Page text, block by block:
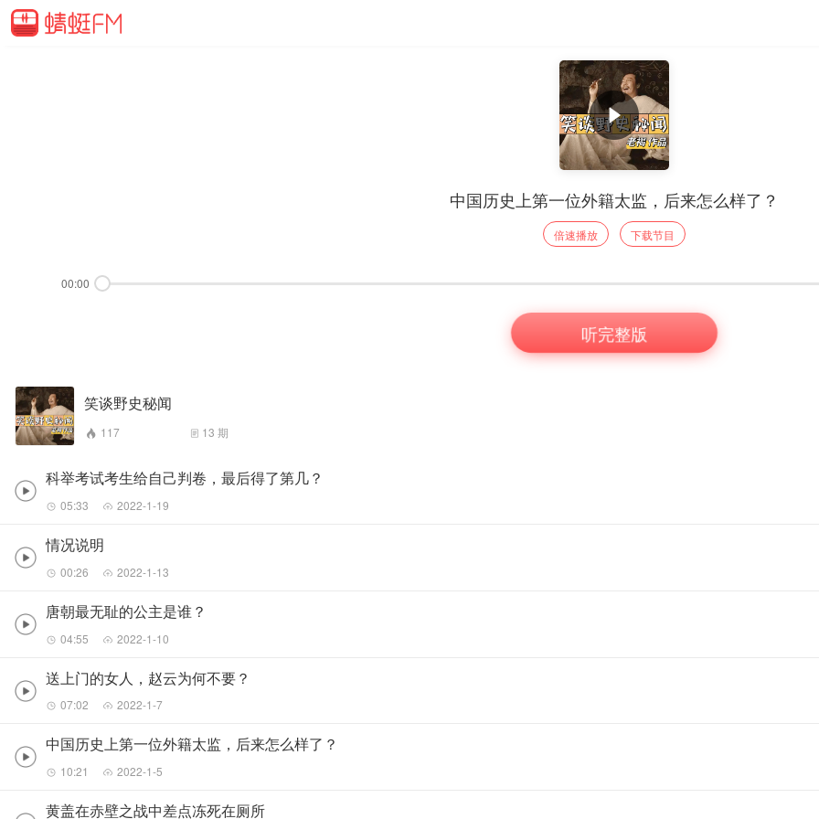
中国历史上第一位外籍太监，后来怎么样了？
倍速播放 下载节目
00:00
听完整版
笑谈野史秘闻
117 13 期
科举考试考生给自己判卷，最后得了第几？
05:33 2022-1-19
情况说明
00:26 2022-1-13
唐朝最无耻的公主是谁？
04:55 2022-1-10
送上门的女人，赵云为何不要？
07:02 2022-1-7
中国历史上第一位外籍太监，后来怎么样了？
10:21 2022-1-5
黄盖在赤壁之战中差点冻死在厕所